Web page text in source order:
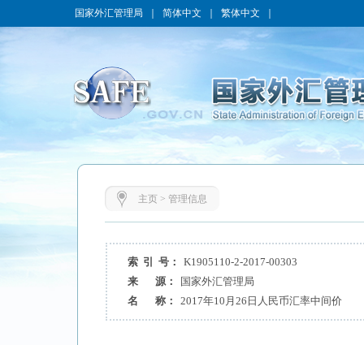
国家外汇管理局 简体中文 繁体中文
主页> 管理信息
索 引 号：
K1905110-2-2017-00303
来 源：
国家外汇管理局
名 称：
2017年10月26日人民币汇率中间价